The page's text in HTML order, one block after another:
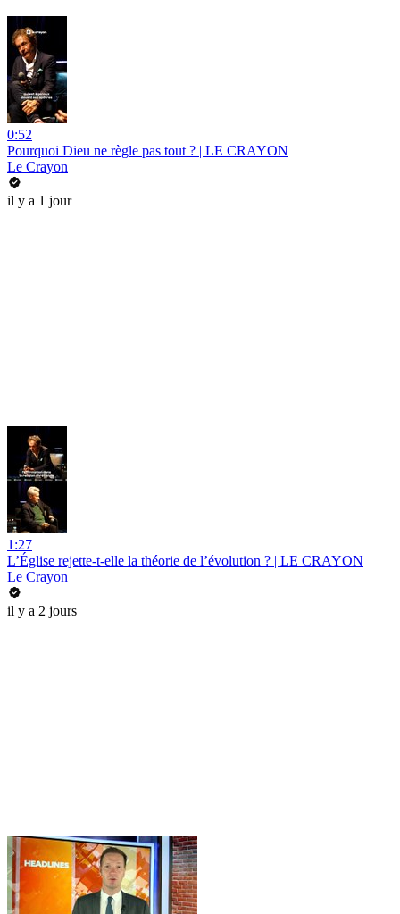
0:52
Pourquoi Dieu ne règle pas tout ? | LE CRAYON
Le Crayon
il y a 1 jour
1:27
L’Église rejette-t-elle la théorie de l’évolution ? | LE CRAYON
Le Crayon
il y a 2 jours